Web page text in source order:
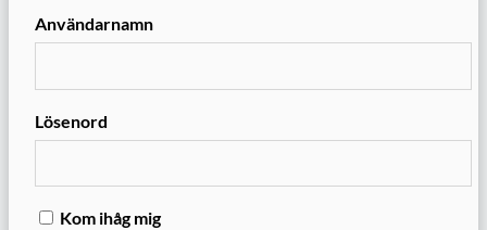
Användarnamn
Lösenord
Kom ihåg mig